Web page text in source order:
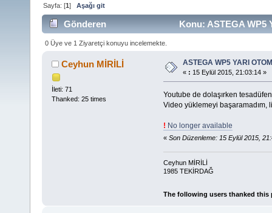
Sayfa: [1]Aşağı git
Gönderen Konu: ASTEGA WP5
0 Üye ve 1 Ziyaretçi konuyu incelemekte.
Ceyhun MİRİLİ
İleti: 71
Thanked: 25 times
ASTEGA WP5 YARI
« : 15 Eylül 2015, 21:03:14 »
Youtube de dolaşırken
Video yüklemeyi başaramadım,
! No longer available
« Son Düzenleme: 15 Eylül 2015,
Ceyhun MİRİLİ
1985 TEKİRDAĞ
The following users thanked